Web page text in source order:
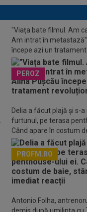
"Viața bate filmul. Am
Am intrat în
începe azi un
L.A.
PEROZ
Delia a făcut plajă și s-
furtunul, pe terasa
Când apare în costum
stârnește imediat reacții
PROFM.RO
Antonio Folha,
demis după umilința cu